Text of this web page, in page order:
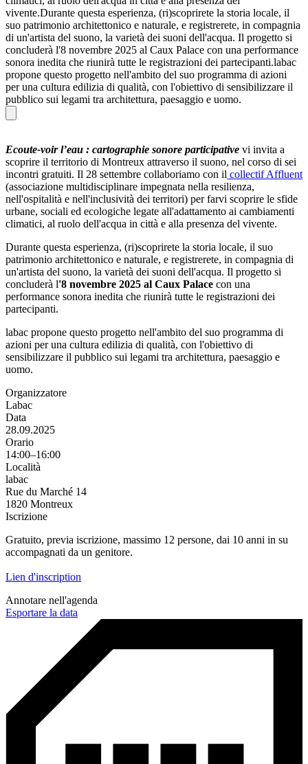
vivente.Durante questa esperienza, (ri)scoprirete la storia locale, il
suo patrimonio architettonico e naturale, e registrerete, in compagnia
di un'artista del suono, la varietà dei suoni dell'acqua. Il progetto si
concluderà l'8 novembre 2025 al Caux Palace con una performance
sonora inedita che riunirà tutte le registrazioni dei partecipanti.labac
propone questo progetto nell'ambito del suo programma di azioni
per una cultura edilizia di qualità, con l'obiettivo di sensibilizzare il
pubblico sui legami tra architettura, paesaggio e uomo.
Ecoute-voir l’eau : cartographie sonore participative vi invita a
scoprire il territorio di Montreux attraverso il suono, nel corso di sei
incontri gratuiti. Il 28 settembre collaboriamo con il collectif Affluent
(associazione multidisciplinare impegnata nella resilienza,
nell'ospitalità e nell'inclusività dei territori) per farvi scoprire le sfide
urbane, sociali ed ecologiche legate all'adattamento ai cambiamenti
climatici, al ruolo dell'acqua in città e alla presenza del vivente.
Durante questa esperienza, (ri)scoprirete la storia locale, il suo
patrimonio architettonico e naturale, e registrerete, in compagnia di
un'artista del suono, la varietà dei suoni dell'acqua. Il progetto si
concluderà l'8 novembre 2025 al Caux Palace con una
performance sonora inedita che riunirà tutte le registrazioni dei
partecipanti.
labac propone questo progetto nell'ambito del suo programma di
azioni per una cultura edilizia di qualità, con l'obiettivo di
sensibilizzare il pubblico sui legami tra architettura, paesaggio e
uomo.
Organizzatore
Labac
Data
28.09.2025
Orario
14:00–16:00
Località
labac
Rue du Marché 14
1820 Montreux
Iscrizione
Gratuito, previa iscrizione, massimo 12 persone, dai 10 anni in su
accompagnati da un genitore.
Lien d'inscription
Annotare nell'agenda
Esportare la data